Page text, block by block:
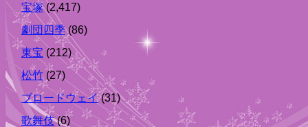
宝塚(2,417)
劇団四季(86)
東宝 (212)
松竹 (27)
ブロードウェイ(31)
歌舞伎(6)